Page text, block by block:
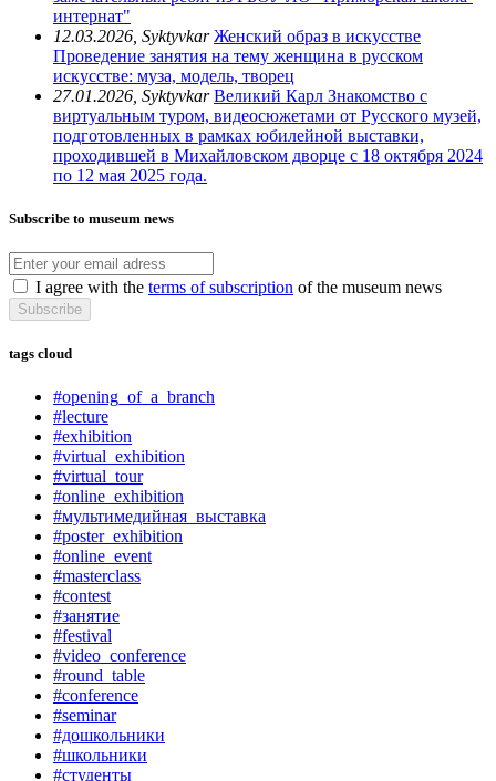
интернат"
12.03.2026, SyktyvkarЖенский образ в искусстве
Проведение занятия на тему женщина в русском
искусстве: муза, модель, творец
27.01.2026, SyktyvkarВеликий Карл Знакомство с
виртуальным туром, видеосюжетами от Русского музей,
подготовленных в рамках юбилейной выставки,
проходившей в Михайловском дворце с 18 октября 2024
по 12 мая 2025 года.
Subscribe to museum news
I agree with the terms of subscription of the museum news
Subscribe
tags cloud
#opening_of_a_branch
#lecture
#exhibition
#virtual_exhibition
#virtual_tour
#online_exhibition
#мультимедийная_выставка
#poster_exhibition
#online_event
#masterclass
#contest
#занятие
#festival
#video_conference
#round_table
#conference
#seminar
#дошкольники
#школьники
#студенты